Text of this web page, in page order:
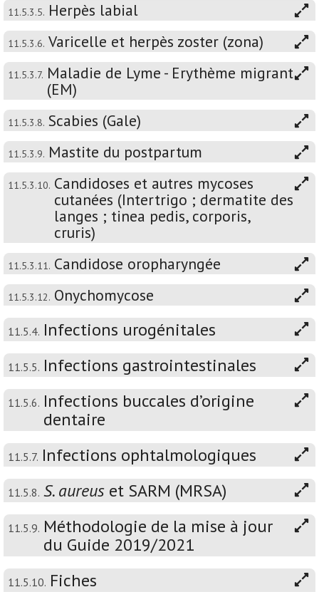
11.5.3.5. Herpès labial
11.5.3.6. Varicelle et herpès zoster (zona)
11.5.3.7. Maladie de Lyme - Erythème migrant
(EM)
11.5.3.8. Scabies (Gale)
11.5.3.9. Mastite du postpartum
11.5.3.10. Candidoses et autres mycoses
cutanées (Intertrigo ; dermatite des
langes ; tinea pedis, corporis,
cruris)
11.5.3.11. Candidose oropharyngée
11.5.3.12. Onychomycose
11.5.4. Infections urogénitales
11.5.5. Infections gastrointestinales
11.5.6. Infections buccales d’origine
dentaire
11.5.7. Infections ophtalmologiques
11.5.8. S. aureus et SARM (MRSA)
11.5.9. Méthodologie de la mise à jour
du Guide 2019/2021
11.5.10. Fiches